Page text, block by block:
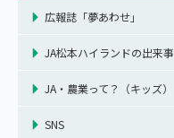
広報誌「夢あわせ」
JA松本ハイランドの出来事
JA・農業って？（キッズ）
SNS